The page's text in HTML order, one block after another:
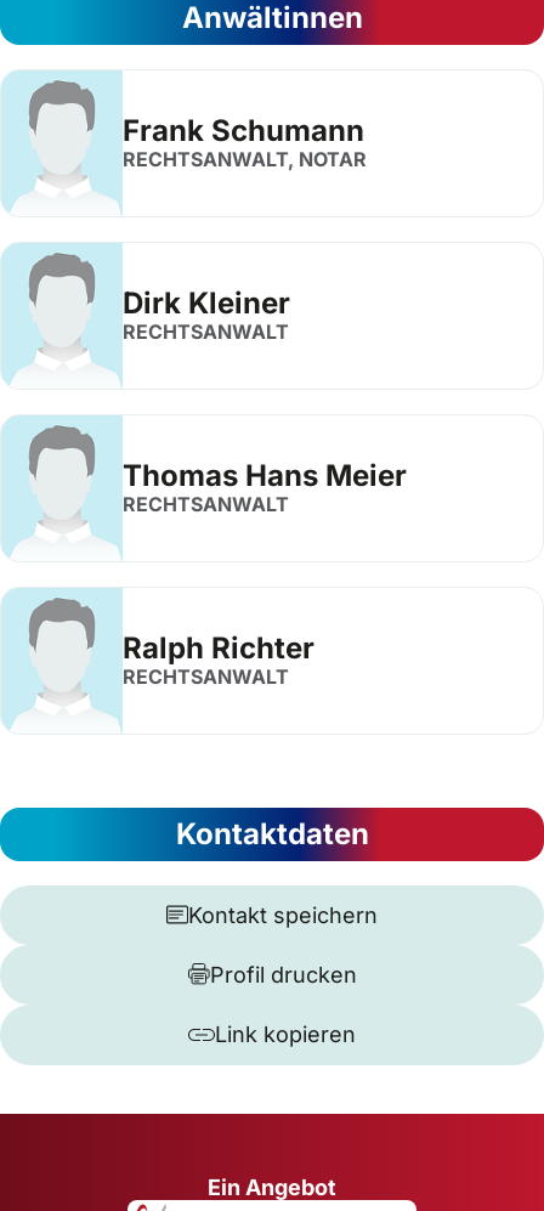
Anwältinnen
Frank Schumann
RECHTSANWALT, NOTAR
Dirk Kleiner
RECHTSANWALT
Thomas Hans Meier
RECHTSANWALT
Ralph Richter
RECHTSANWALT
Kontaktdaten
Kontakt speichern
Profil drucken
Link kopieren
Ein Angebot